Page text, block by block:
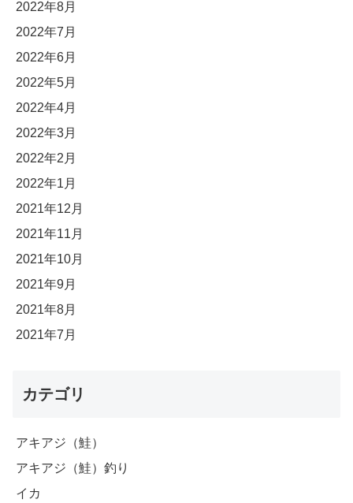
2022年8月
2022年7月
2022年6月
2022年5月
2022年4月
2022年3月
2022年2月
2022年1月
2021年12月
2021年11月
2021年10月
2021年9月
2021年8月
2021年7月
カテゴリ
アキアジ（鮭）
アキアジ（鮭）釣り
イカ